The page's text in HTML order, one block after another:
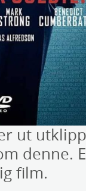
ut
denne.
film.